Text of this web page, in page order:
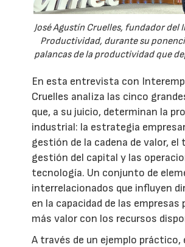
José Agustín Cruelles, fundador del
Productividad, durante su
palancas de la productividad que
En esta entrevista con
Cruelles analiza las cinco
que, a su juicio, determinan la
industrial: la estrategia
gestión de la cadena de valor, el
gestión del capital y las
tecnología. Un conjunto de
interrelacionados que influyen
en la capacidad de las empresas
más valor con los recursos
A través de un ejemplo práctico,